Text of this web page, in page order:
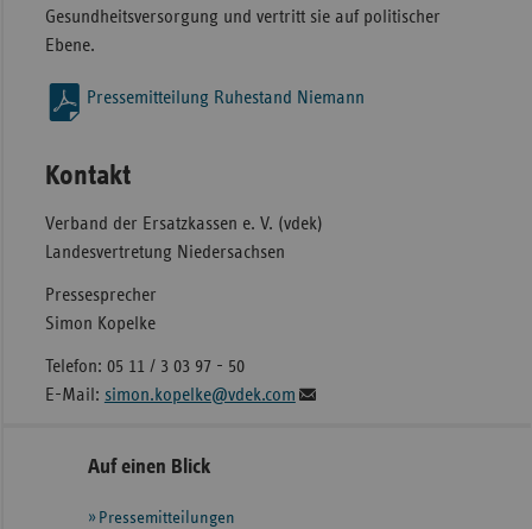
Gesundheitsversorgung und vertritt sie auf politischer
Ebene.
Pressemitteilung Ruhestand Niemann
Kontakt
Verband der Ersatzkassen e. V. (vdek)
Landesvertretung Niedersachsen
Pressesprecher
Simon Kopelke
Telefon: 05 11 / 3 03 97 - 50
E-Mail: simon.kopelke@vdek.com
Seitennavigation
Seitenleiste
weiteren
Auf einen Blick
Pressemitteilungen